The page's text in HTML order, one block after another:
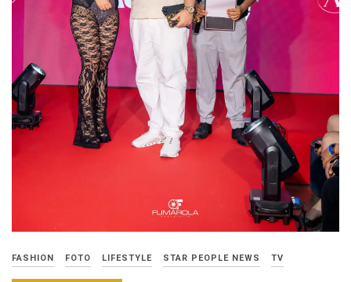
FASHION FOTO LIFESTYLE STAR PEOPLE NEWS TV